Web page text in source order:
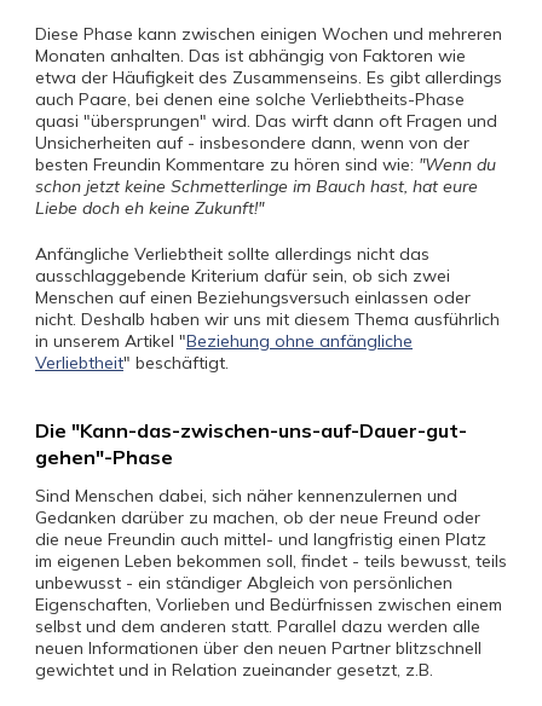
Diese Phase kann zwischen einigen Wochen und mehreren
Monaten anhalten. Das ist abhängig von Faktoren wie
etwa der Häufigkeit des Zusammenseins. Es gibt allerdings
auch Paare, bei denen eine solche Verliebtheits-Phase
quasi "übersprungen" wird. Das wirft dann oft Fragen und
Unsicherheiten auf - insbesondere dann, wenn von der
besten Freundin Kommentare zu hören sind wie: "Wenn du
schon jetzt keine Schmetterlinge im Bauch hast, hat eure
Liebe doch eh keine Zukunft!"
Anfängliche Verliebtheit sollte allerdings nicht das
ausschlaggebende Kriterium dafür sein, ob sich zwei
Menschen auf einen Beziehungsversuch einlassen oder
nicht. Deshalb haben wir uns mit diesem Thema ausführlich
in unserem Artikel "Beziehung ohne anfängliche
Verliebtheit" beschäftigt.
Die "Kann-das-zwischen-uns-auf-Dauer-gut-
gehen"-Phase
Sind Menschen dabei, sich näher kennenzulernen und
Gedanken darüber zu machen, ob der neue Freund oder
die neue Freundin auch mittel- und langfristig einen Platz
im eigenen Leben bekommen soll, findet - teils bewusst, teils
unbewusst - ein ständiger Abgleich von persönlichen
Eigenschaften, Vorlieben und Bedürfnissen zwischen einem
selbst und dem anderen statt. Parallel dazu werden alle
neuen Informationen über den neuen Partner blitzschnell
gewichtet und in Relation zueinander gesetzt, z.B.